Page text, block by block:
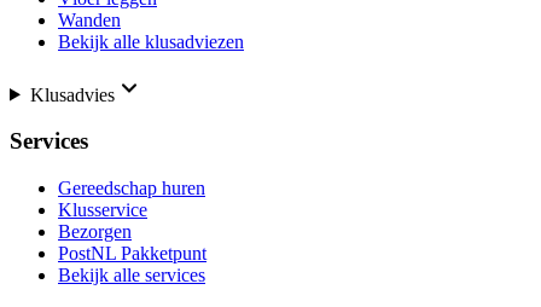
Wanden
Bekijk alle klusadviezen
Klusadvies
Services
Gereedschap huren
Klusservice
Bezorgen
PostNL Pakketpunt
Bekijk alle services